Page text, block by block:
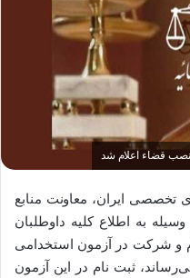
قضاء اعلام شد
تخصصی ایران، معاونت منابع
به اطلاع کلیه داوطلبان
و شرکت در آزمون استخدامی
منصب قضاء در سال ۱۴۰۰ می‌رساند، ثبت نام در این آزمون